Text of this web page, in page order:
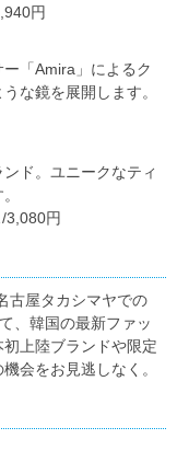
円
「Amira」によるク
な鏡を展開します。
ド。ユニークなティ
3,080円
古屋タカシマヤでの
、韓国の最新ファッ
上陸ブランドや限定
会をお見逃しなく。